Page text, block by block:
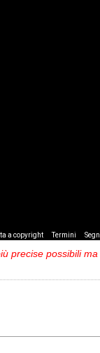
a copyright Termini
precise possibili